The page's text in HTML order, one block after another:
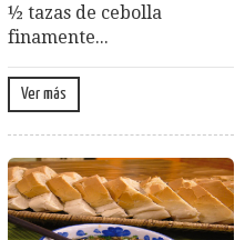
½ tazas de cebolla
finamente...
Ver más